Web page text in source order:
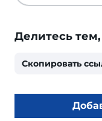
Делитесь тем,
Скопировать